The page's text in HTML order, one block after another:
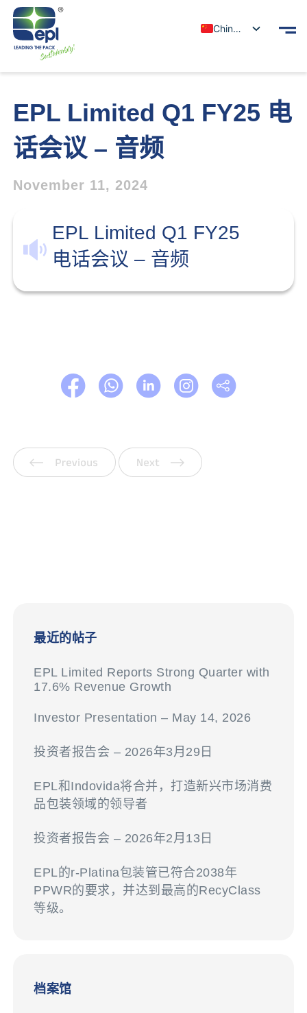
Chinese
EPL Limited Q1 FY25 电
话会议 – 音频
November 11, 2024
EPL Limited Q1 FY25
电话会议 – 音频
上一页
最近的帖子
EPL Limited Reports Strong Quarter with
17.6% Revenue Growth
Investor Presentation – May 14, 2026
投资者报告会 – 2026年3月29日
EPL和Indovida将合并，打造新兴市场消费
品包装领域的领导者
投资者报告会 – 2026年2月13日
EPL的r-Platina包装管已符合2038年
PPWR的要求，并达到最高的RecyClass
等级。
档案馆